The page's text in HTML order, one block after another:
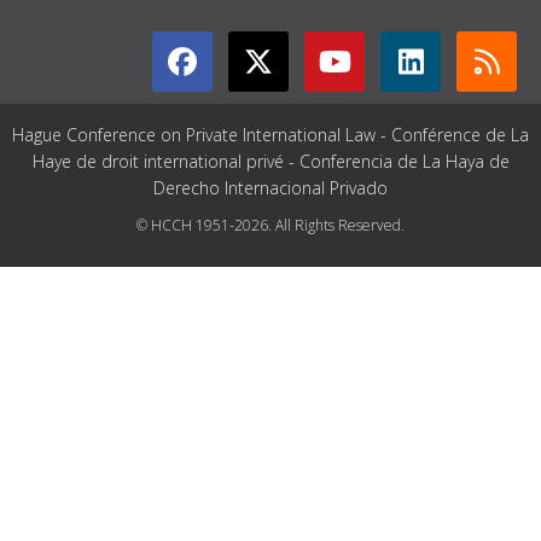
Hague Conference on Private International Law - Conférence de La
Haye de droit international privé - Conferencia de La Haya de
Derecho Internacional Privado
© HCCH 1951-2026. All Rights Reserved.